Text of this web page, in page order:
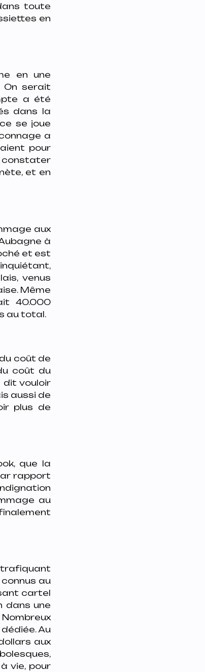
toute
en
en une
On serait
a été
dans la
se joue
a
pour
constater
et en
aux
à
et est
venus
Même
40.000
au total.
coût de
coût du
dit vouloir
aussi de
plus de
que la
rapport
au
au
cartel
dans une
Au
aux
vie, pour